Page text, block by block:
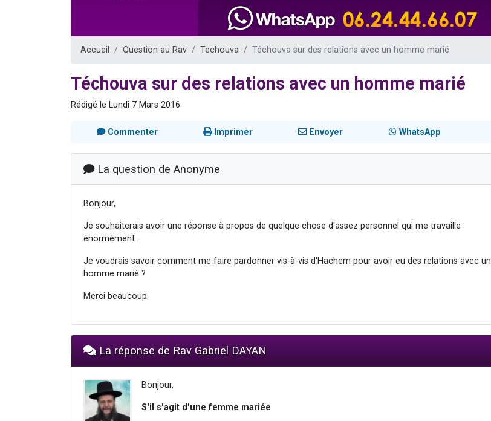
3 personnes viennent de nous rejoindre sur WhatsApp
Accueil Question au Rav Techouva Téchouva sur des relations avec un homme marié
Téchouva sur des relations avec un homme marié
Rédigé le Lundi 7 Mars 2016
Commenter Imprimer Envoyer WhatsApp
La question de Anonyme
Bonjour,
Je souhaiterais avoir une réponse à propos de quelque chose d'assez personnel qui me travaille
énormément.
Je voudrais savoir comment me faire pardonner vis-à-vis d'Hachem pour avoir eu des relations avec un
homme marié ?
Merci beaucoup.
La réponse de Rav Gabriel DAYAN
Bonjour,
S'il s'agit d'une femme mariée